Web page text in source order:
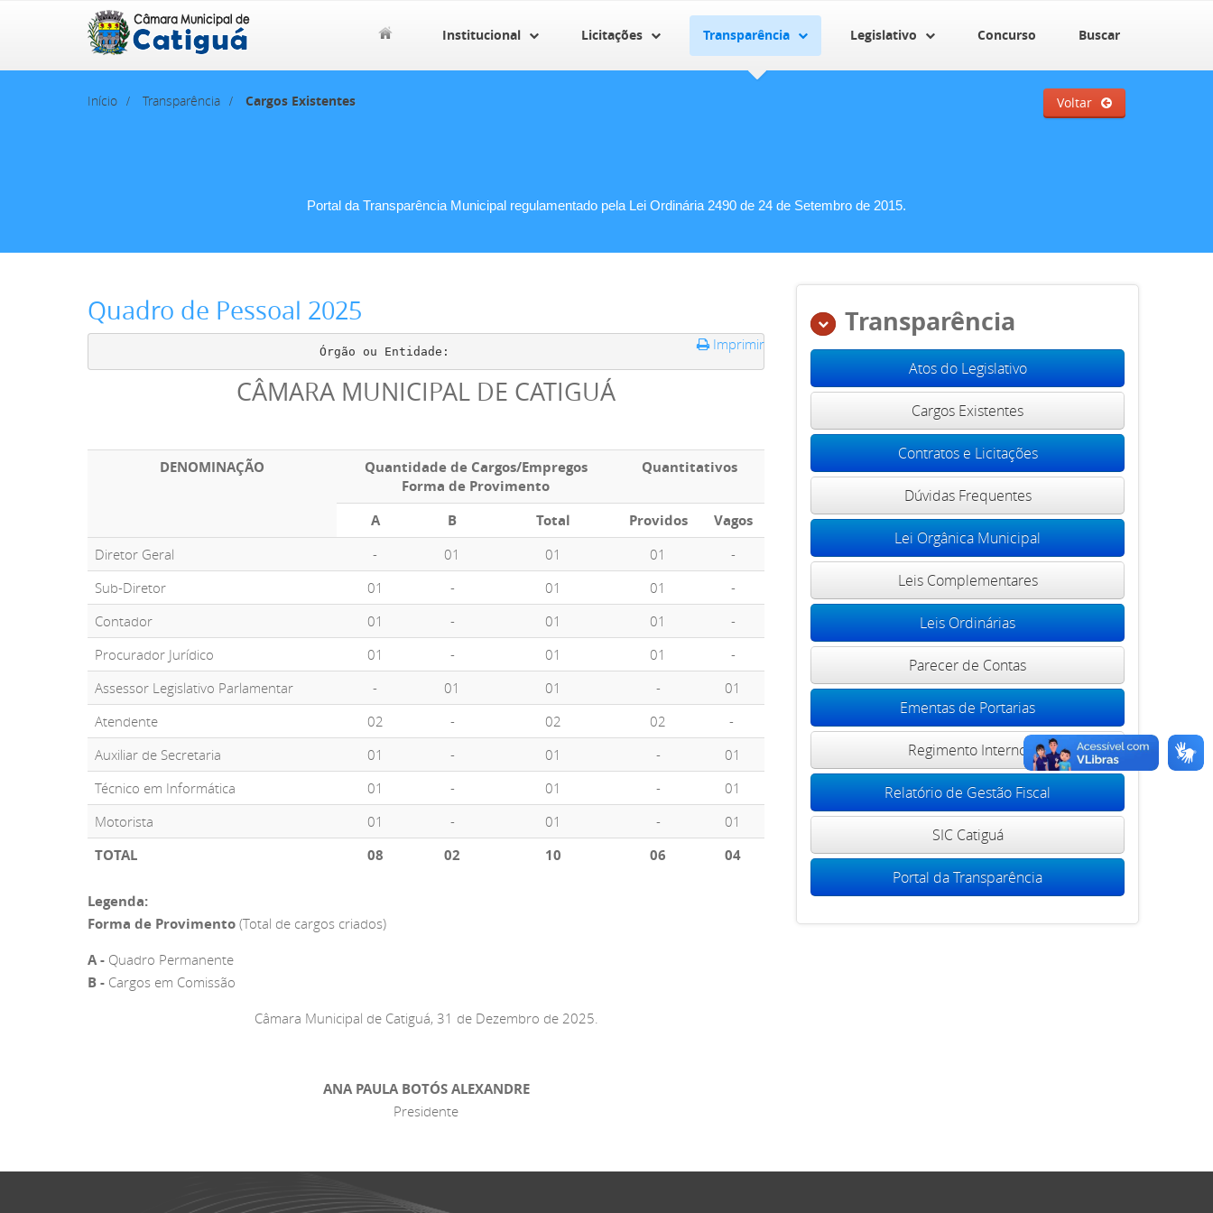
Institucional Licitações Transparência Legislativo Concurso Buscar
Início Transparência Cargos Existentes Voltar
Portal da Transparência Municipal regulamentado pela Lei Ordinária 2490 de 24 de Setembro de 2015.
Quadro de Pessoal 2025
Imprimir
Órgão ou Entidade:
CÂMARA MUNICIPAL DE CATIGUÁ
DENOMINAÇÃO
Quantidade de Cargos/Empregos
Forma de Provimento
Quantitativos
A B Total Providos Vagos
Diretor Geral - 01 01 01
-
Sub-Diretor
01 - 01 01
-
Contador
01 - 01 01
-
Procurador Jurídico
01 - 01 01
-
Assessor Legislativo Parlamentar
- 01 01 -
01
Atendente
02 - 02 02
-
Auxiliar de Secretaria
01 - 01 -
01
Técnico em Informática
01 - 01 -
01
Motorista
01 - 01 - 01
TOTAL 08 02 10 06 04
Legenda:
Forma de Provimento (Total de cargos criados)
A - Quadro Permanente
B - Cargos em Comissão
Câmara Municipal de Catiguá, 31 de Dezembro de 2025.
ANA PAULA BOTÓS ALEXANDRE
Presidente
Transparência
Atos do Legislativo
Cargos Existentes
Contratos e Licitações
Dúvidas Frequentes
Lei Orgânica Municipal
Leis Complementares
Leis Ordinárias
Parecer de Contas
Ementas de Portarias
Regimento Interno
Relatório de Gestão Fiscal
SIC Catiguá
Portal da Transparência